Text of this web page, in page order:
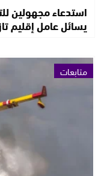
استدعاء مجهولين
يسائل عامل إقليم
متابعات